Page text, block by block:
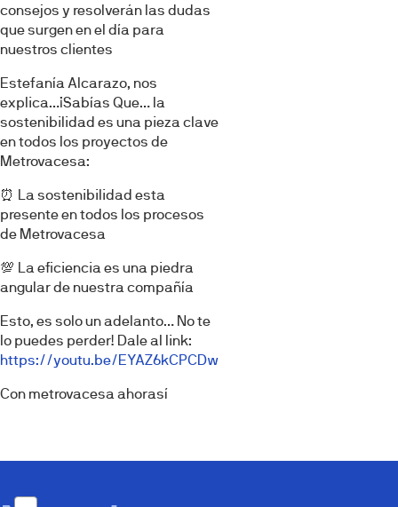
consejos y resolverán las dudas
que surgen en el día para
nuestros clientes
Estefanía Alcarazo, nos
explica…¡Sabías Que… la
sostenibilidad es una pieza clave
en todos los proyectos de
Metrovacesa:
⏰ La sostenibilidad esta
presente en todos los procesos
de Metrovacesa
💯 La eficiencia es una piedra
angular de nuestra compañía
Esto, es solo un adelanto… No te
lo puedes perder! Dale al link:
https://youtu.be/EYAZ6kCPCDw
Con metrovacesa ahorasí​